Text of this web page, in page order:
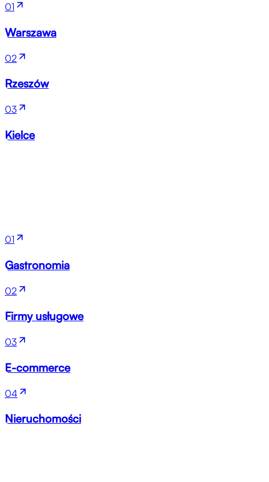
01
Warszawa
02
Rzeszów
03
Kielce
01
Gastronomia
02
Firmy usługowe
03
E-commerce
04
Nieruchomości